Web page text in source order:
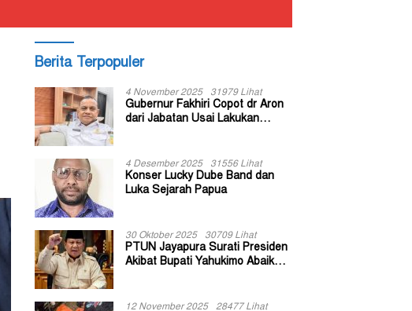
Berita Terpopuler
4 November 2025 31979 Lihat
Gubernur Fakhiri Copot dr Aron
dari Jabatan Usai Lakukan
4 Desember 2025 31556 Lihat
Konser Lucky Dube Band dan
Luka Sejarah Papua
30 Oktober 2025 30709 Lihat
PTUN Jayapura Surati Presiden
Akibat Bupati Yahukimo Abaikan
12 November 2025 28477 Lihat